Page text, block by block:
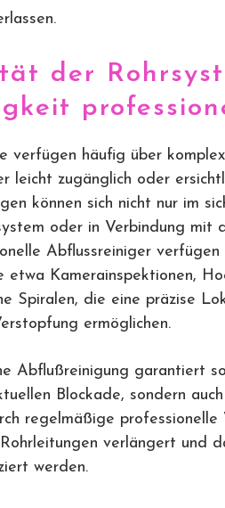
der
verfügen häufig über
leicht zugänglich oder
können sich nicht nur im
oder in Verbindung mit
Abflussreiniger
etwa Kamerainspektionen,
Spiralen, die eine präzise
ermöglichen.
Abflußreinigung garantiert
Blockade, sondern
regelmäßige
verlängert und
werden.